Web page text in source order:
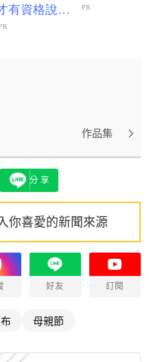
作品集
分享
你喜愛的新聞來源
好友 訂閱
母親節